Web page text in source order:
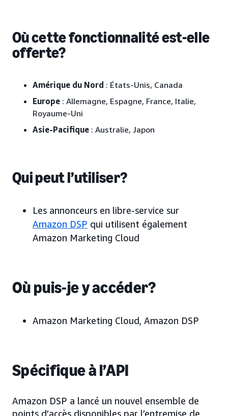
Où cette fonctionnalité est-elle
offerte?
Amérique du Nord : États-Unis, Canada
Europe : Allemagne, Espagne, France, Italie,
Royaume-Uni
Asie-Pacifique : Australie, Japon
Qui peut l’utiliser?
Les annonceurs en libre-service sur
Amazon DSP qui utilisent également
Amazon Marketing Cloud
Où puis-je y accéder?
Amazon Marketing Cloud, Amazon DSP
Spécifique à l’API
Amazon DSP a lancé un nouvel ensemble de
points d’accès disponibles par l’entremise de